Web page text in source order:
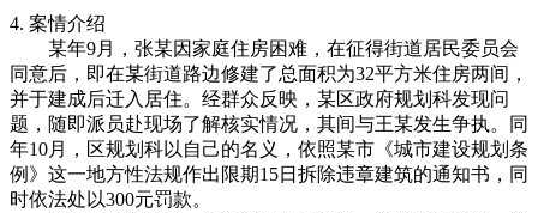
4. 案情介绍
某年9月，张某因家庭住房困难，在征得街道居民委员会
同意后，即在某街道路边修建了总面积为32平方米住房两间，
并于建成后迁入居住。经群众反映，某区政府规划科发现问
题，随即派员赴现场了解核实情况，其间与王某发生争执。同
年10月，区规划科以自己的名义，依照某市《城市建设规划条
例》这一地方性法规作出限期15日拆除违章建筑的通知书，同
时依法处以300元罚款。